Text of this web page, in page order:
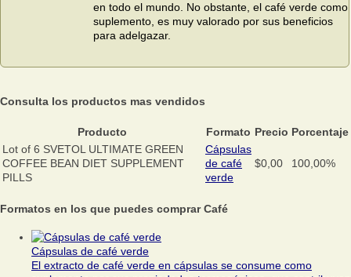
en todo el mundo. No obstante, el café verde como
suplemento, es muy valorado por sus beneficios
para adelgazar.
Consulta los productos mas vendidos
Producto Formato Precio Porcentaje
Lot of 6 SVETOL ULTIMATE GREEN
COFFEE BEAN DIET SUPPLEMENT
PILLS
Cápsulas
de café
verde
$0,00 100,00%
Formatos en los que puedes comprar Café
Cápsulas de café verde
El extracto de café verde en cápsulas se consume como